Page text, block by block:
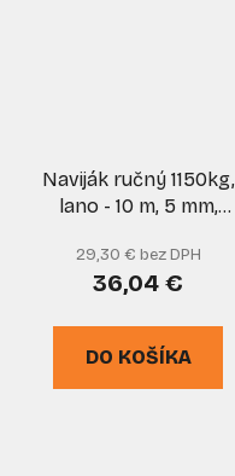
Naviják ručný 1150kg,
lano - 10 m, 5 mm,
29,30 € bez DPH
36,04 €
DO KOŠÍKA